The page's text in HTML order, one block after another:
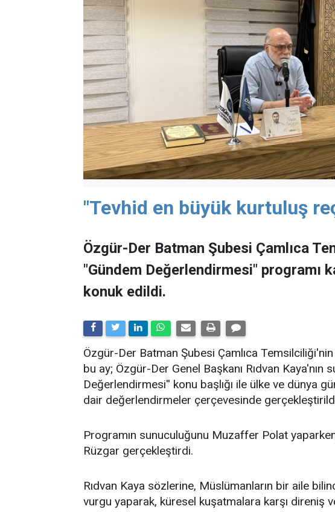
"Tevhid en büyük kurtuluş
Özgür-Der Batman Şubesi Çamlıca
"Gündem Değerlendirmesi" programı
konuk edildi.
​Özgür-Der Batman Şubesi Çamlıca
bu ay; Özgür-Der Genel Başkanı Rıdvan Kaya'nın
Değerlendirmesi'' konu başlığı ile ülke ve dünya
dair değerlendirmeler çerçevesinde
Programın sunuculuğunu Muzaffer Polat
Rüzgar gerçekleştirdi.
Rıdvan Kaya sözlerine, Müslümanların bir aile
vurgu yaparak, küresel kuşatmalara karşı direniş